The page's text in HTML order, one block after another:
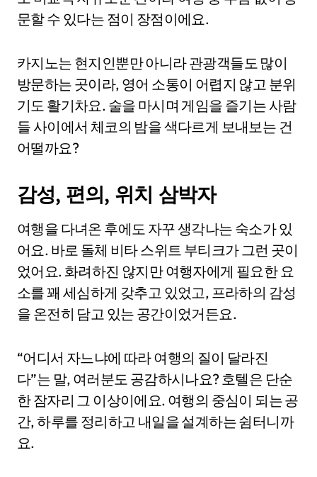
문할 수 있다는 점이 장점이에요.
카지노는 현지인뿐만 아니라 관광객들도 많이
방문하는 곳이라, 영어 소통이 어렵지 않고 분위
기도 활기차요. 술을 마시며 게임을 즐기는 사람
들 사이에서 체코의 밤을 색다르게 보내보는 건
어떨까요?
감성, 편의, 위치 삼박자
여행을 다녀온 후에도 자꾸 생각나는 숙소가 있
어요. 바로 돌체 비타 스위트 부티크가 그런 곳이
었어요. 화려하진 않지만 여행자에게 필요한 요
소를 꽤 세심하게 갖추고 있었고, 프라하의 감성
을 온전히 담고 있는 공간이었거든요.
“어디서 자느냐에 따라 여행의 질이 달라진
다”는 말, 여러분도 공감하시나요? 호텔은 단순
한 잠자리 그 이상이에요. 여행의 중심이 되는 공
간, 하루를 정리하고 내일을 설계하는 쉼터니까
요.